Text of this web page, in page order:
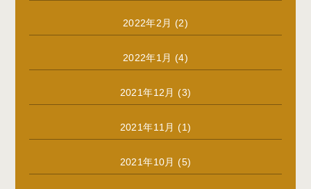
2022年2月 (2)
2022年1月 (4)
2021年12月 (3)
2021年11月 (1)
2021年10月 (5)